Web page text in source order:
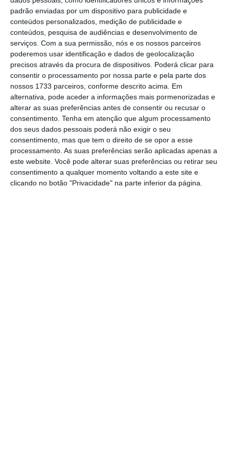
padrão enviadas por um dispositivo para publicidade e
conteúdos personalizados, medição de publicidade e
conteúdos, pesquisa de audiências e desenvolvimento de
serviços. Com a sua permissão, nós e os nossos parceiros
poderemos usar identificação e dados de geolocalização
precisos através da procura de dispositivos. Poderá clicar para
consentir o processamento por nossa parte e pela parte dos
nossos 1733 parceiros, conforme descrito acima. Em
alternativa, pode aceder a informações mais pormenorizadas e
alterar as suas preferências antes de consentir ou recusar o
consentimento. Tenha em atenção que algum processamento
dos seus dados pessoais poderá não exigir o seu
consentimento, mas que tem o direito de se opor a esse
processamento. As suas preferências serão aplicadas apenas a
este website. Você pode alterar suas preferências ou retirar seu
consentimento a qualquer momento voltando a este site e
clicando no botão "Privacidade" na parte inferior da página.
indivíduos.A Sport TV 1reuniu 6% da audiência —
90 mil — e aSport TV 5captou os restantes 2% —
27 mil.
No conjunto das três emissões do jogo registou-se
umpúblico ligeiramente mais masculino(52%),
face aos 48% de audiência feminina. Amaior
concentração de telespectadoresdeu-se na
faixa etária commais de 55 anos, que
representou 48% do total.